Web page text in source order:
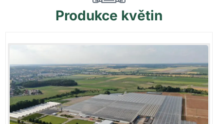
Produkce květin